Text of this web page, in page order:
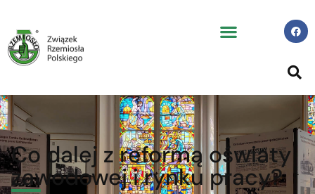
Co dalej z reformą oświaty
zawodowej i rynku pracy?